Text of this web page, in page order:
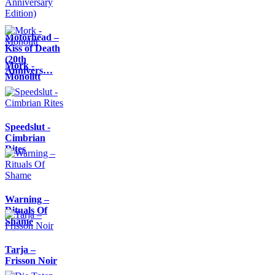
Motörhead –
Kiss of Death
(20th
Annivers…
Mork -
Monolitt
Speedslut -
Cimbrian
Rites
Warning –
Rituals Of
Shame
Tarja –
Frisson Noir